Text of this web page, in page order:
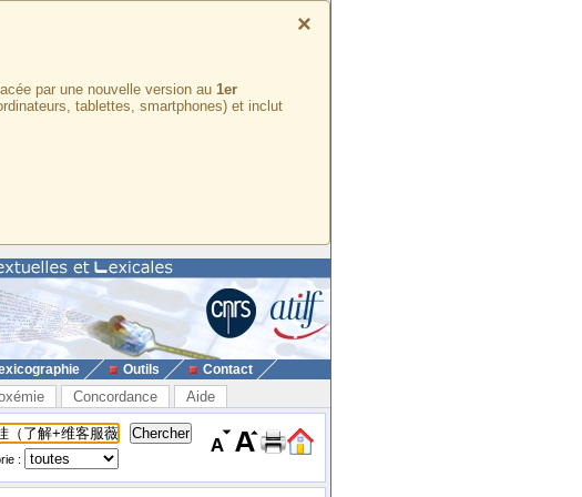
×
par une nouvelle version au 1er
tablettes, smartphones) et inclut
Outils Contact
Concordance Aide
: